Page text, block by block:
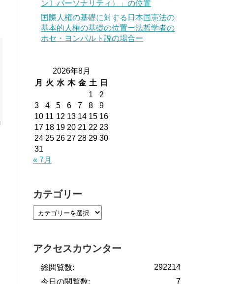
ン〕パーソナリティ）」の位置
国際人権の基礎に対する日本国憲法の
基本的人権の基礎の位置ー法哲学者の
ホセ・ヨンパルト説の場合ー
2026年8月
月
火 水 木 金 土
日
1
2
3
4 5 6 7 8
9
10 11 12 13 14 15 16
17 18 19 20 21 22 23
24 25 26 27 28 29 30
31
« 7月
カテゴリー
アクセスカウンター
292214
総閲覧数:
7
今日の閲覧数: